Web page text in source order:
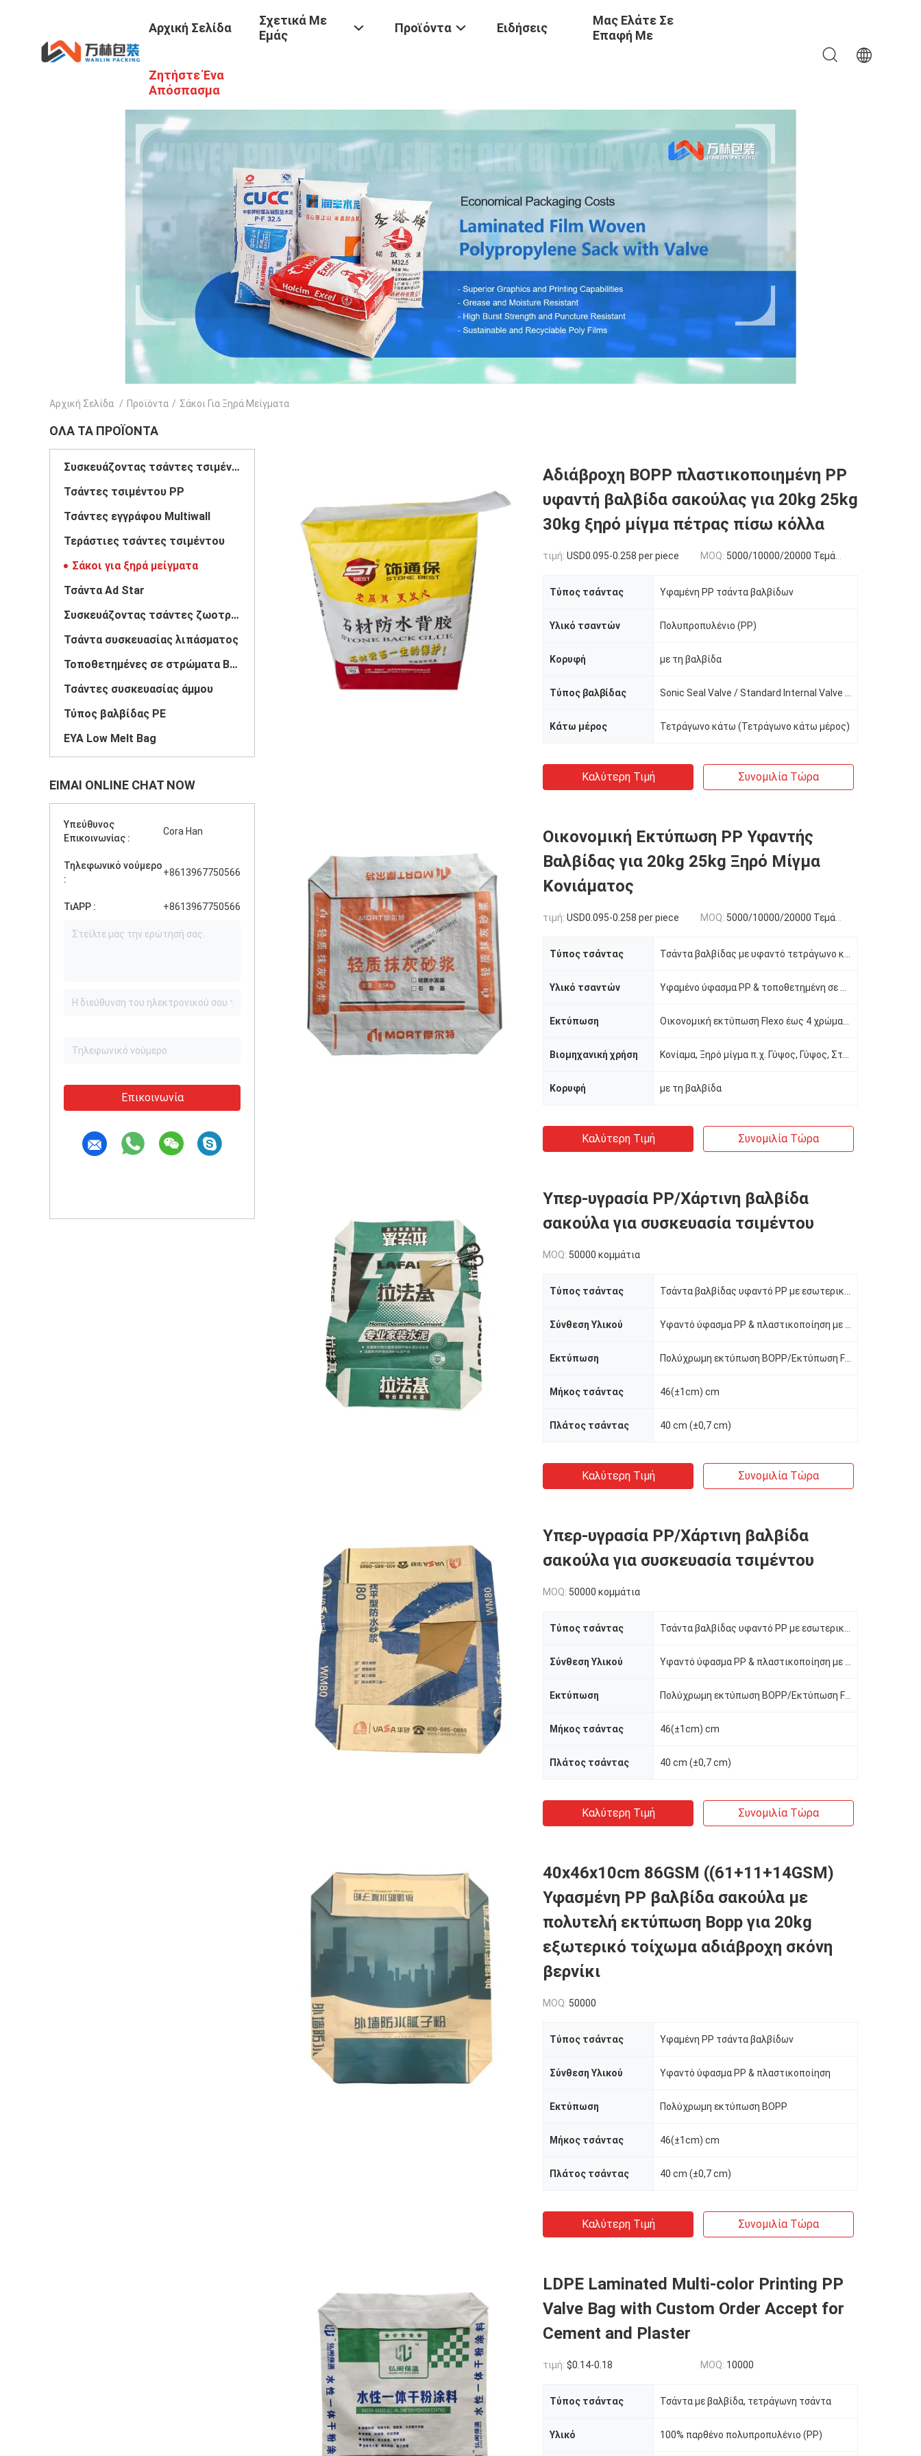
Αρχική Σελίδα
Σχετικά Με
Εμάς
Προϊόντα Ειδήσεις
Μας Ελάτε Σε
Επαφή Με
Ζητήστε Ένα
Απόσπασμα
Αρχική Σελίδα / Προϊόντα / Σάκοι Για Ξηρά Μείγματα
ΌΛΑ ΤΑ ΠΡΟΪΌΝΤΑ
Συσκευάζοντας τσάντες τσιμέντου
Τσάντες τσιμέντου PP
Τσάντες εγγράφου Multiwall
Τεράστιες τσάντες τσιμέντου
Σάκοι για ξηρά μείγματα
Τσάντα Ad Star
Συσκευάζοντας τσάντες ζωοτροφών
Τσάντα συσκευασίας λιπάσματος
Τοποθετημένες σε στρώματα BOPP υφαμένες PP τσάντες
Τσάντες συσκευασίας άμμου
Τύπος βαλβίδας PE
ΕΥΑ Low Melt Bag
ΕΊΜΑΙ ONLINE CHAT NOW
Υπεύθυνος
Επικοινωνίας :
Cora Han
Τηλεφωνικό νούμερο
:
+8613967750566
ΤιAPP : +8613967750566
Επικοινωνία
Αδιάβροχη BOPP πλαστικοποιημένη PP
υφαντή βαλβίδα σακούλας για 20kg 25kg
30kg ξηρό μίγμα πέτρας πίσω κόλλα
τιμή: USD0.095-0.258 per piece MOQ: 5000/10000/20000 Τεμάχια
Τύπος τσάντας Υφαμένη PP τσάντα βαλβίδων
Υλικό τσαντών Πολυπροπυλένιο (PP)
Κορυφή με τη βαλβίδα
Τύπος βαλβίδας
Κάτω μέρος Τετράγωνο κάτω (Τετράγωνο κάτω μέρος)
Καλύτερη Τιμή Συνομιλία Τώρα
Οικονομική Εκτύπωση PP Υφαντής
Βαλβίδας για 20kg 25kg Ξηρό Μίγμα
Κονιάματος
τιμή: USD0.095-0.258 per piece MOQ: 5000/10000/20000 Τεμάχια
Τύπος τσάντας
Υλικό τσαντών
Εκτύπωση
Βιομηχανική χρήση
Κορυφή με τη βαλβίδα
Καλύτερη Τιμή Συνομιλία Τώρα
Υπερ-υγρασία PP/Χάρτινη βαλβίδα
σακούλα για συσκευασία τσιμέντου
MOQ: 50000 κομμάτια
Τύπος τσάντας
Σύνθεση Υλικού
Εκτύπωση
Μήκος τσάντας 46(±1cm) cm
Πλάτος τσάντας 40 cm (±0,7 cm)
Καλύτερη Τιμή Συνομιλία Τώρα
Υπερ-υγρασία PP/Χάρτινη βαλβίδα
σακούλα για συσκευασία τσιμέντου
MOQ: 50000 κομμάτια
Τύπος τσάντας
Σύνθεση Υλικού
Εκτύπωση
Μήκος τσάντας 46(±1cm) cm
Πλάτος τσάντας 40 cm (±0,7 cm)
Καλύτερη Τιμή Συνομιλία Τώρα
40x46x10cm 86GSM ((61+11+14GSM)
Υφασμένη PP βαλβίδα σακούλα με
πολυτελή εκτύπωση Bopp για 20kg
εξωτερικό τοίχωμα αδιάβροχη σκόνη
βερνίκι
MOQ: 50000
Τύπος τσάντας Υφαμένη PP τσάντα βαλβίδων
Σύνθεση Υλικού Υφαντό ύφασμα PP & πλαστικοποίηση
Εκτύπωση Πολύχρωμη εκτύπωση BOPP
Μήκος τσάντας 46(±1cm) cm
Πλάτος τσάντας 40 cm (±0,7 cm)
Καλύτερη Τιμή Συνομιλία Τώρα
LDPE Laminated Multi-color Printing PP
Valve Bag with Custom Order Accept for
Cement and Plaster
τιμή: $0.14-0.18 MOQ: 10000
Τύπος τσάντας Τσάντα με βαλβίδα, τετράγωνη τσάντα
Υλικό 100% παρθένο πολυπροπυλένιο (PP)